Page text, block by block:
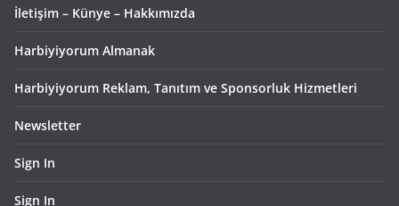
İletişim – Künye – Hakkımızda
Harbiyiyorum Almanak
Harbiyiyorum Reklam, Tanıtım ve Sponsorluk Hizmetleri
Newsletter
Sign In
Sign In